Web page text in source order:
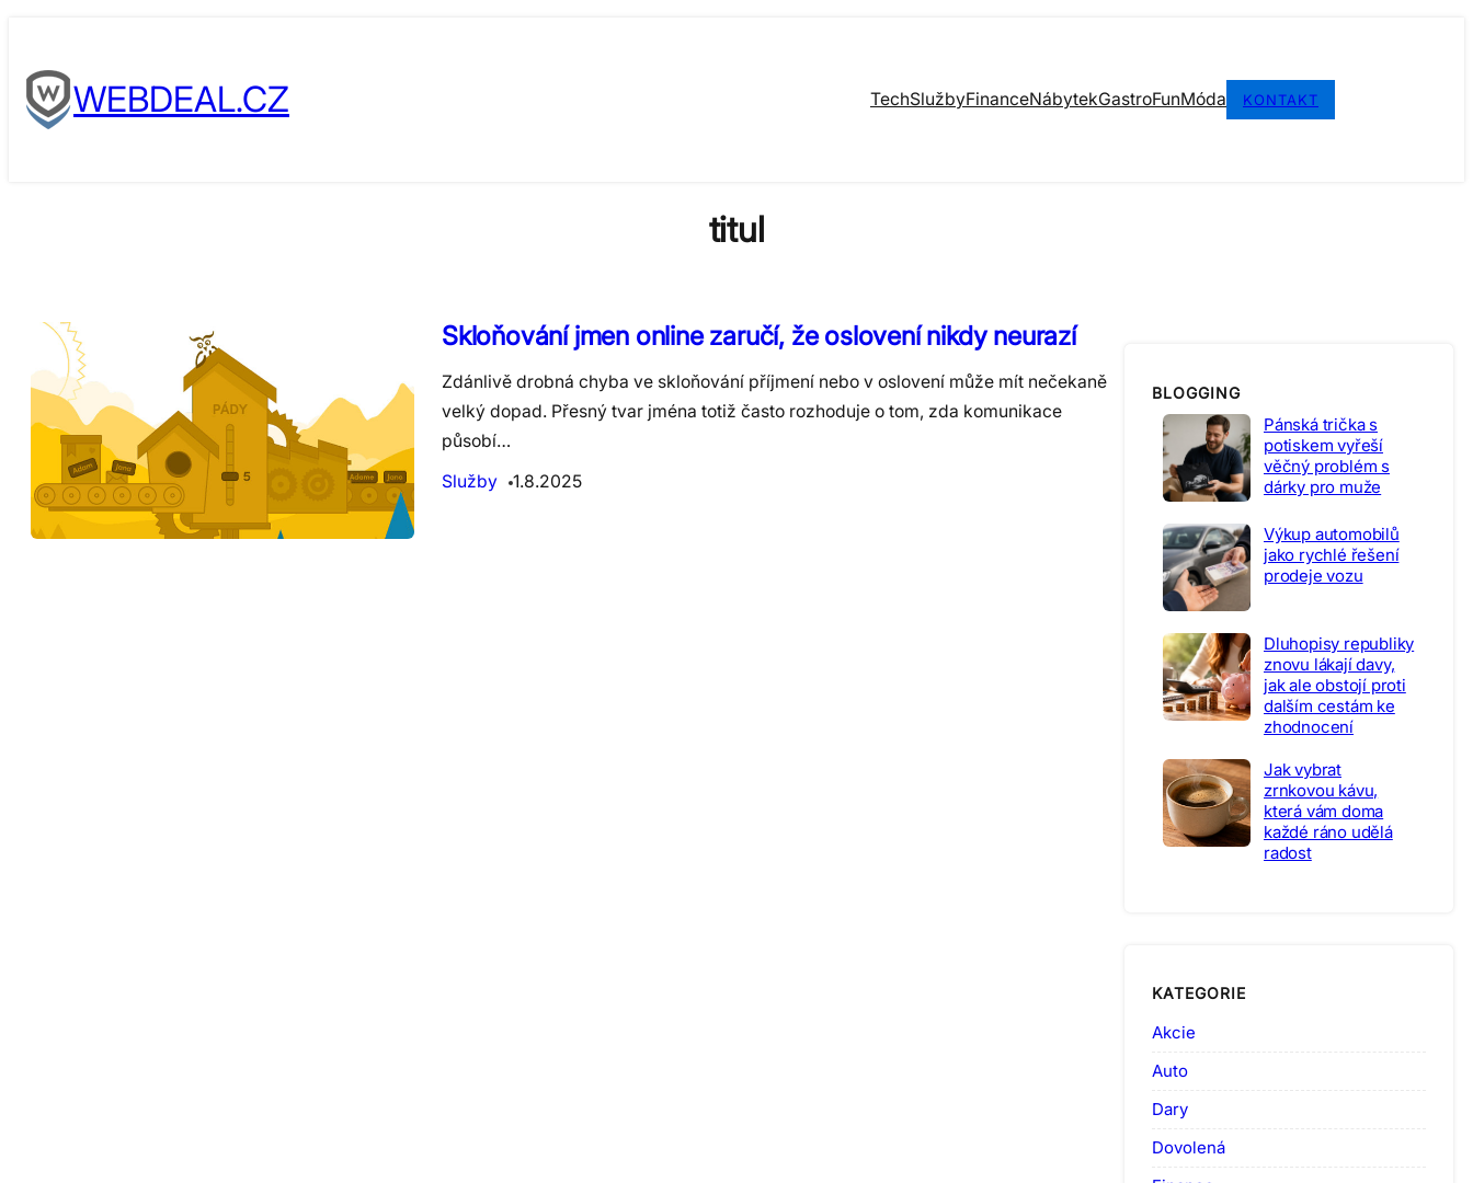
contentWEBDEAL.CZ TechSlužbyFinanceNábytekGastroFunMóda KONTAKT
titul
Skloňování jmen online zaručí, že oslovení nikdy neurazí
Zdánlivě drobná chyba ve skloňování příjmení nebo v oslovení může mít nečekaně
velký dopad. Přesný tvar jména totiž často rozhoduje o tom, zda komunikace
působí…
Služby
1.8.2025
BLOGGING
Pánská trička s
potiskem vyřeší
věčný problém s
dárky pro muže
Výkup automobilů
jako rychlé řešení
prodeje vozu
Dluhopisy republiky
znovu lákají davy,
jak ale obstojí proti
dalším cestám ke
zhodnocení
Jak vybrat
zrnkovou kávu,
která vám doma
každé ráno udělá
radost
KATEGORIE
Akcie
Auto
Dary
Dovolená